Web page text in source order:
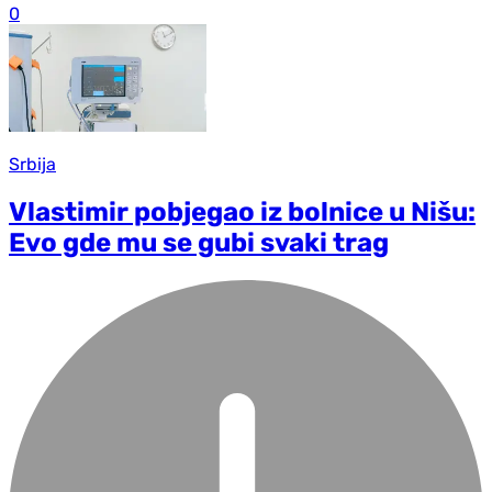
0
Srbija
Vlastimir pobjegao iz bolnice u Nišu:
Evo gde mu se gubi svaki trag